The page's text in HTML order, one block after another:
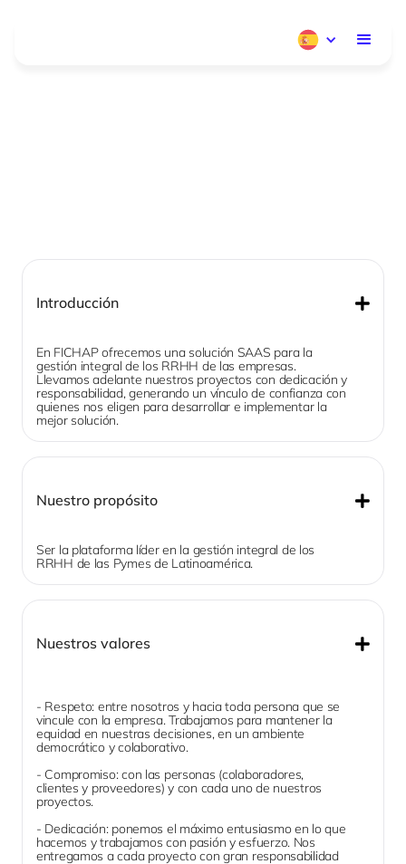
Introducción
En FICHAP ofrecemos una solución SAAS para la
gestión integral de los RRHH de las empresas.
Llevamos adelante nuestros proyectos con dedicación y
responsabilidad, generando un vínculo de confianza con
quienes nos eligen para desarrollar e implementar la
mejor solución.
Nuestro propósito
Ser la plataforma líder en la gestión integral de los
RRHH de las Pymes de Latinoamérica.
Nuestros valores
- Respeto: entre nosotros y hacia toda persona que se
vincule con la empresa. Trabajamos para mantener la
equidad en nuestras decisiones, en un ambiente
democrático y colaborativo.
- Compromiso: con las personas (colaboradores,
clientes y proveedores) y con cada uno de nuestros
proyectos.
- Dedicación: ponemos el máximo entusiasmo en lo que
hacemos y trabajamos con pasión y esfuerzo. Nos
entregamos a cada proyecto con gran responsabilidad